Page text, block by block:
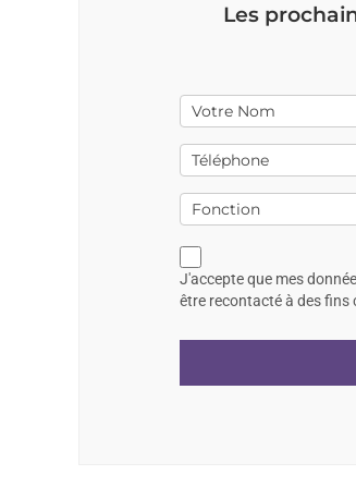
Les
J'accepte que mes
être recontacté à des fins